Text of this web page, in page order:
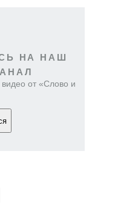
НА НАШ
от «Слово и